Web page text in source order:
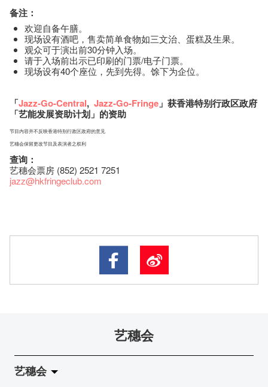
备注：
欢迎自备午膳。
现场设有酒吧，售卖简单食物如三文治、蛋糕及生果。
观众可于演出前30分钟入场。
请于入场前出示已印刷的门票/电子门票。
现场设有40个座位，先到先得。馀下为企位。
「Jazz-Go-Central, Jazz-Go-Fringe 」获香港特别行政区政府
「艺能发展资助计划」的资助
节目内容并不反映香港特别行政区政府的意见
艺穗会保留更改节目及表演者之权利
查询：
艺穗会票房 (852) 2521 7251
jazz@hkfringeclub.com
艺穗会
艺穗会